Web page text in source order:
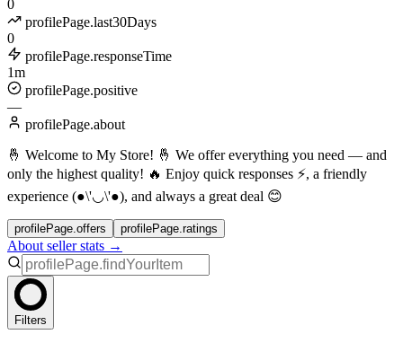
0
profilePage.last30Days
0
profilePage.responseTime
1m
profilePage.positive
—
profilePage.about
🤞 Welcome to My Store! 🤞 We offer everything you need — and
only the highest quality! 🔥 Enjoy quick responses ⚡, a friendly
experience (●\'◡\'●), and always a great deal 😊
profilePage.offers profilePage.ratings
About seller stats →
Filters